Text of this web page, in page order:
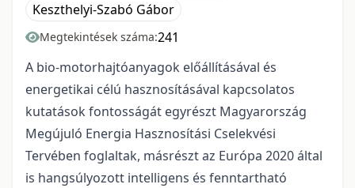
Keszthelyi-Szabó Gábor
Megtekintések száma:241
A bio-motorhajtóanyagok előállításával és
energetikai célú hasznosításával kapcsolatos
kutatások fontosságát egyrészt Magyarország
Megújuló Energia Hasznosítási Cselekvési
Tervében foglaltak, másrészt az Európa 2020 által
is hangsúlyozott intelligens és fenntartható